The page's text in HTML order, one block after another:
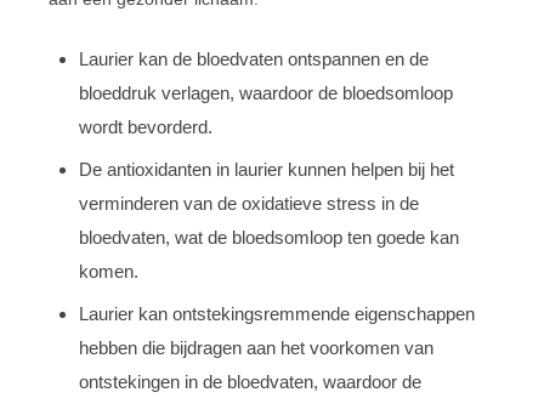
Laurier kan de bloedvaten ontspannen en de
bloeddruk verlagen, waardoor de bloedsomloop
wordt bevorderd.
De antioxidanten in laurier kunnen helpen bij het
verminderen van de oxidatieve stress in de
bloedvaten, wat de bloedsomloop ten goede kan
komen.
Laurier kan ontstekingsremmende eigenschappen
hebben die bijdragen aan het voorkomen van
ontstekingen in de bloedvaten, waardoor de